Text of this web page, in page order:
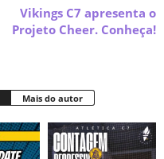
Vikings C7 apresenta o
Projeto Cheer. Conheça!
Mais do autor